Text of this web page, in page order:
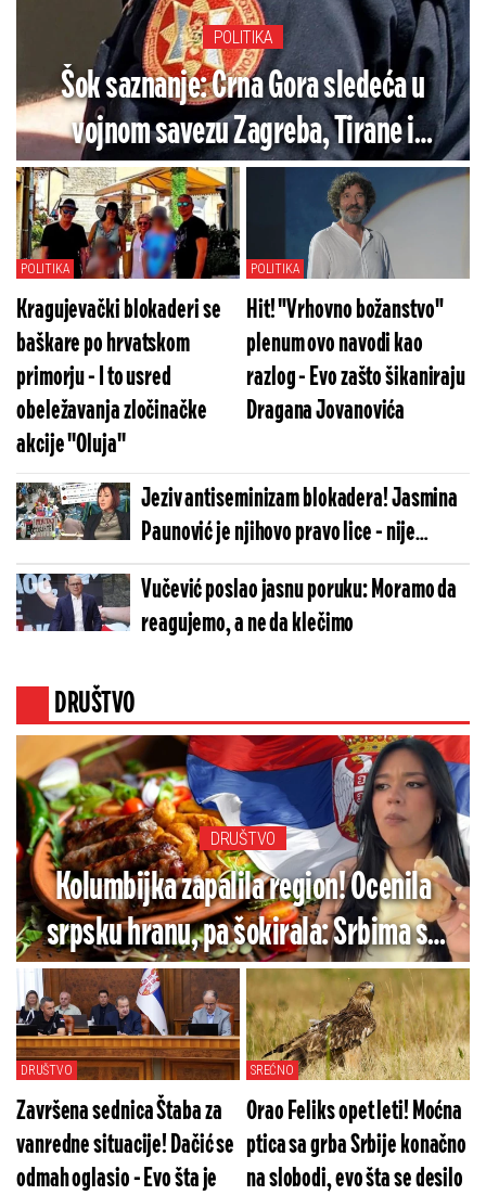
POLITIKA
Šok saznanje: Crna Gora sledeća u
vojnom savezu Zagreba, Tirane i
Prištine?
POLITIKA
Kragujevački blokaderi se
baškare po hrvatskom
primorju - I to usred
obeležavanja zločinačke
akcije ''Oluja''
POLITIKA
Hit! "Vrhovno božanstvo"
plenum ovo navodi kao
razlog - Evo zašto šikaniraju
Dragana Jovanovića
Jeziv antiseminizam blokadera! Jasmina
Paunović je njihovo pravo lice - nije
greškom druga na listi! (FOTO)
Vučević poslao jasnu poruku: Moramo da
reagujemo, a ne da klečimo
DRUŠTVO
DRUŠTVO
Kolumbijka zapalila region! Ocenila
srpsku hranu, pa šokirala: Srbima se
ovo neće baš dopasti (VIDEO)
DRUŠTVO
Završena sednica Štaba za
vanredne situacije! Dačić se
odmah oglasio - Evo šta je
SREĆNO
Orao Feliks opet leti! Moćna
ptica sa grba Srbije konačno
na slobodi, evo šta se desilo